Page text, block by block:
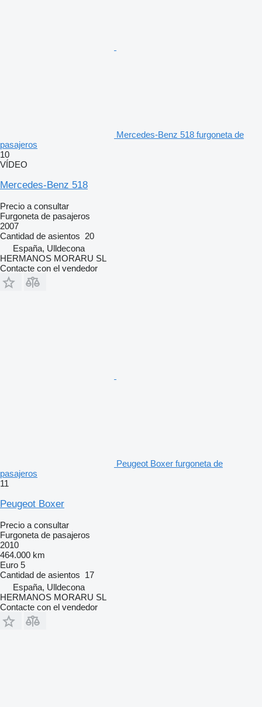
Mercedes-Benz 518 furgoneta de
pasajeros
10
VÍDEO
Mercedes-Benz 518
Precio a consultar
Furgoneta de pasajeros
2007
Cantidad de asientos 20
España, Ulldecona
HERMANOS MORARU SL
Contacte con el vendedor
Peugeot Boxer furgoneta de
pasajeros
11
Peugeot Boxer
Precio a consultar
Furgoneta de pasajeros
2010
464.000 km
Euro 5
Cantidad de asientos 17
España, Ulldecona
HERMANOS MORARU SL
Contacte con el vendedor